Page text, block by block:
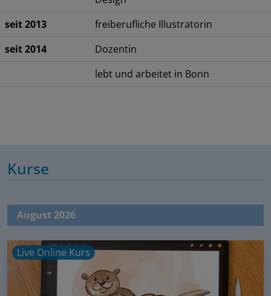
seit 2013
freiberufliche Illustratorin
seit 2014
Dozentin
lebt und arbeitet in Bonn
Kurse
August 2026
Live Online Kurs